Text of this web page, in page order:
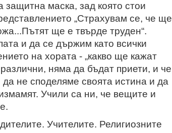
защитна маска, зад която стои
„Страхувам се, че ще
ще е твърде труден“.
и да се държим като всички
на хората - „какво ще кажат
няма да бъдат приети, и че
не споделяме своята истина и да
Учили са ни, че вещите и
Учителите. Религиозните